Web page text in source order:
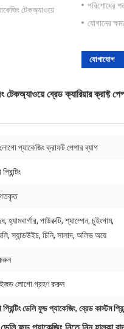
টেকঅ্যাওয়ে
পরিশোধের
যোগানের
যোগাযোগ
ব্রেড ক্যারিয়ার ক্রাফ্ট
প্যাকেজিং ক্রাফট পেপার ব্যাগ
হ্যামবার্গার, পাউরুটি, শ্যাম্পেন, চুইংগাম,
স্যান্ডউইচ, চিনি, সালাদ, অলিভ অয়ে
লোগো গ্রহণ করুন
ডেলি ফুড প্যাকেজিং, ব্রেড কাস্টম